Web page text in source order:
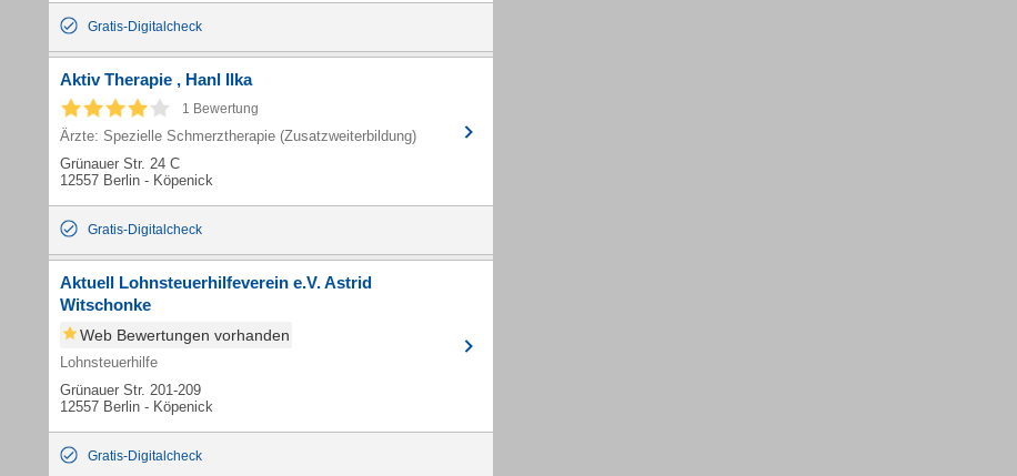
Gratis-Digitalcheck
Aktiv Therapie , Hanl Ilka
1 Bewertung
Ärzte: Spezielle Schmerztherapie (Zusatzweiterbildung)
Grünauer Str. 24 C
12557 Berlin - Köpenick
Gratis-Digitalcheck
Aktuell Lohnsteuerhilfeverein e.V. Astrid
Witschonke
Web Bewertungen vorhanden
Lohnsteuerhilfe
Grünauer Str. 201-209
12557 Berlin - Köpenick
Gratis-Digitalcheck